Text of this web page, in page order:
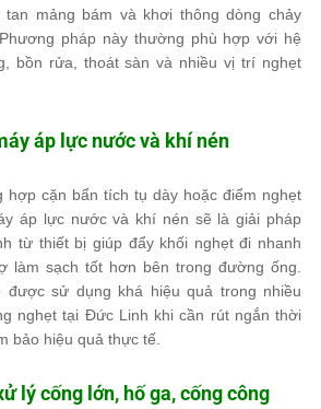
mảng bám và khơi thông dòng chảy
pháp này thường phù hợp với hệ
bồn rửa, thoát sàn và nhiều vị trí nghẹt
áp lực nước và khí nén
cặn bẩn tích tụ dày hoặc điểm nghẹt
áp lực nước và khí nén sẽ là giải pháp
từ thiết bị giúp đẩy khối nghẹt đi nhanh
làm sạch tốt hơn bên trong đường ống.
sử dụng khá hiệu quả trong nhiều
nghẹt tại Đức Linh khi cần rút ngắn thời
bảo hiệu quả thực tế.
lý cống lớn, hố ga, cống công